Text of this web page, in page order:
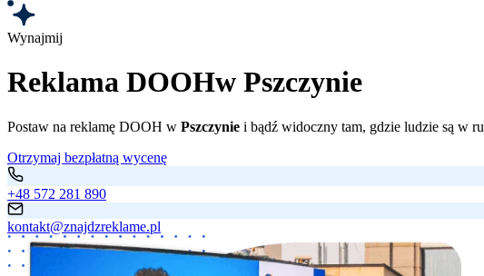
Wynajmij
Reklama DOOHw Pszczynie
Postaw na reklamę DOOH w Pszczynie i bądź widoczny tam, gdzie ludzie są w
Otrzymaj bezpłatną wycenę
+48 572 281 890
kontakt@znajdzreklame.pl